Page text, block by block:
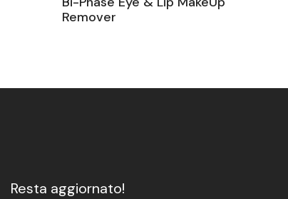
Remover
Resta aggiornato!